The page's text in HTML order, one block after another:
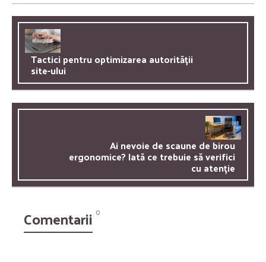
Tactici pentru optimizarea autorității
site-ului
Ai nevoie de scaune de birou
ergonomice? Iată ce trebuie să verifici
cu atenție
Comentarii 0